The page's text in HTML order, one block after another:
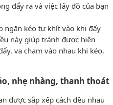
đẩy ra và việc lấy đồ của bạn
ngăn kéo tự khít vào khi đẩy
này giúp tránh được hiện
va chạm vào nhau khi kéo,
nhẹ nhàng, thanh thoát
được sắp xếp cách đều nhau